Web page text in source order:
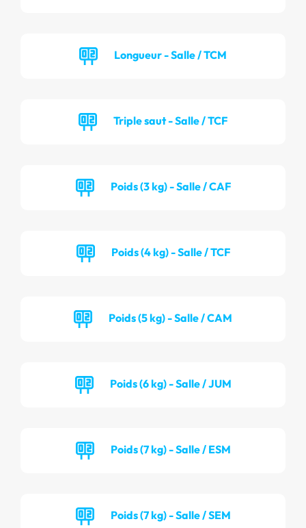
Longueur - Salle / TCM
Triple saut - Salle / TCF
Poids (3 kg) - Salle / CAF
Poids (4 kg) - Salle / TCF
Poids (5 kg) - Salle / CAM
Poids (6 kg) - Salle / JUM
Poids (7 kg) - Salle / ESM
Poids (7 kg) - Salle / SEM